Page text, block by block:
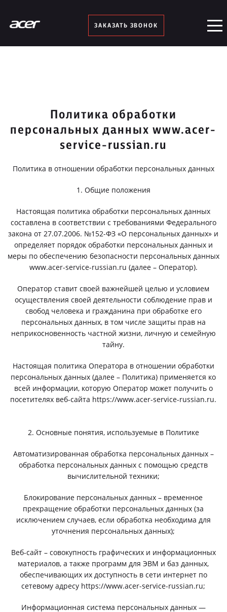
ЗАКАЗАТЬ ЗВОНОК
Политика обработки
персональных данных www.acer-
service-russian.ru
Политика в отношении обработки персональных данных
1. Общие положения
Настоящая политика обработки персональных данных
составлена в соответствии с требованиями Федерального
закона от 27.07.2006. №152-ФЗ «О персональных данных» и
определяет порядок обработки персональных данных и
меры по обеспечению безопасности персональных данных
www.acer-service-russian.ru (далее – Оператор).
Оператор ставит своей важнейшей целью и условием
осуществления своей деятельности соблюдение прав и
свобод человека и гражданина при обработке его
персональных данных, в том числе защиты прав на
неприкосновенность частной жизни, личную и семейную
тайну.
Настоящая политика Оператора в отношении обработки
персональных данных (далее – Политика) применяется ко
всей информации, которую Оператор может получить о
посетителях веб-сайта https://www.acer-service-russian.ru.
2. Основные понятия, используемые в Политике
Автоматизированная обработка персональных данных –
обработка персональных данных с помощью средств
вычислительной техники;
Блокирование персональных данных – временное
прекращение обработки персональных данных (за
исключением случаев, если обработка необходима для
уточнения персональных данных);
Веб-сайт – совокупность графических и информационных
материалов, а также программ для ЭВМ и баз данных,
обеспечивающих их доступность в сети интернет по
сетевому адресу https://www.acer-service-russian.ru;
Информационная система персональных данных —